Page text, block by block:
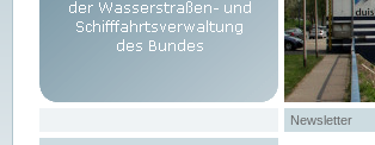
Newsletter